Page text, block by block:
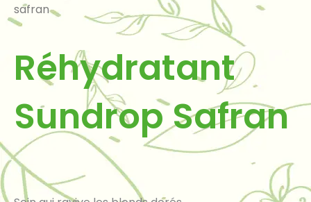
safran
Réhydratant
Sundrop Safran